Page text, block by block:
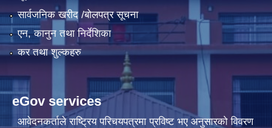
सार्वजनिक खरीद /बोलपत्र सूचना
एन, कानुन तथा निर्देशिका
कर तथा शुल्कहरु
eGov services
आवेदनकर्ताले राष्‍ट्रिय परिचयपत्रमा प्रविष्ट भए अनुसारको विवरण